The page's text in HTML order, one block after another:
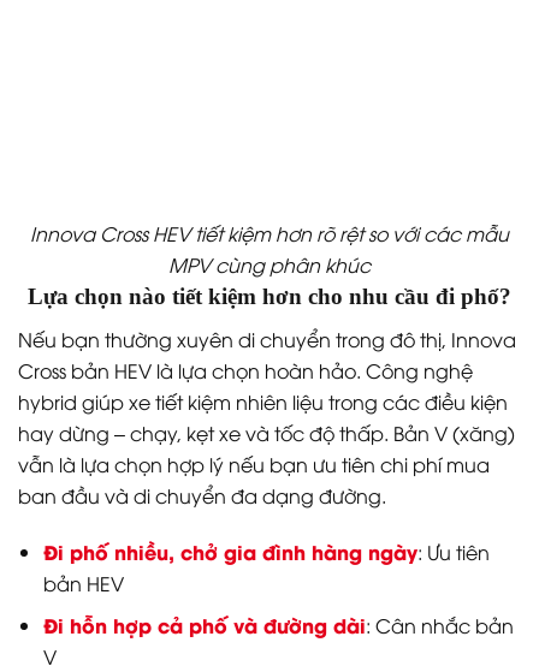
Innova Cross HEV tiết kiệm hơn rõ rệt so với các mẫu
MPV cùng phân khúc
Lựa chọn nào tiết kiệm hơn cho nhu cầu đi phố?
Nếu bạn thường xuyên di chuyển trong đô thị, Innova
Cross bản HEV là lựa chọn hoàn hảo. Công nghệ
hybrid giúp xe tiết kiệm nhiên liệu trong các điều kiện
hay dừng – chạy, kẹt xe và tốc độ thấp. Bản V (xăng)
vẫn là lựa chọn hợp lý nếu bạn ưu tiên chi phí mua
ban đầu và di chuyển đa dạng đường.
Đi phố nhiều, chở gia đình hàng ngày: Ưu tiên
bản HEV
Đi hỗn hợp cả phố và đường dài: Cân nhắc bản
V